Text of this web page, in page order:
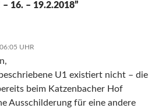
– 16. – 19.2.2018”
UHR
U1 existiert nicht – die
beim Katzenbacher Hof
Ausschilderung für eine andere